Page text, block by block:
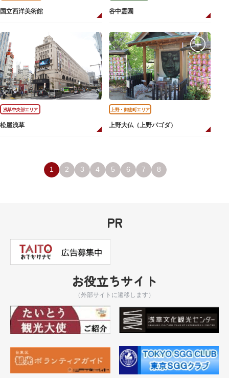
国立西洋美術館 谷中霊園
浅草中央部エリア
松屋浅草
上野・御徒町エリア
上野大仏（上野パゴダ）
1 2 3 4 5 6 7 8
PR
お役立ちサイト
（外部サイトに遷移します）